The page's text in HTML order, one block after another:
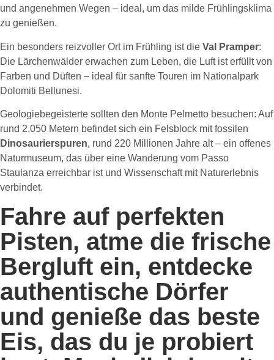
und angenehmen Wegen – ideal, um das milde Frühlingsklima
zu genießen.
Ein besonders reizvoller Ort im Frühling ist die Val Pramper:
Die Lärchenwälder erwachen zum Leben, die Luft ist erfüllt von
Farben und Düften – ideal für sanfte Touren im Nationalpark
Dolomiti Bellunesi.
Geologiebegeisterte sollten den Monte Pelmetto besuchen: Auf
rund 2.050 Metern befindet sich ein Felsblock mit fossilen
Dinosaurierspuren, rund 220 Millionen Jahre alt – ein offenes
Naturmuseum, das über eine Wanderung vom Passo
Staulanza erreichbar ist und Wissenschaft mit Naturerlebnis
verbindet.
Fahre auf perfekten
Pisten, atme die frische
Bergluft ein, entdecke
authentische Dörfer
und genieße das beste
Eis, das du je probiert